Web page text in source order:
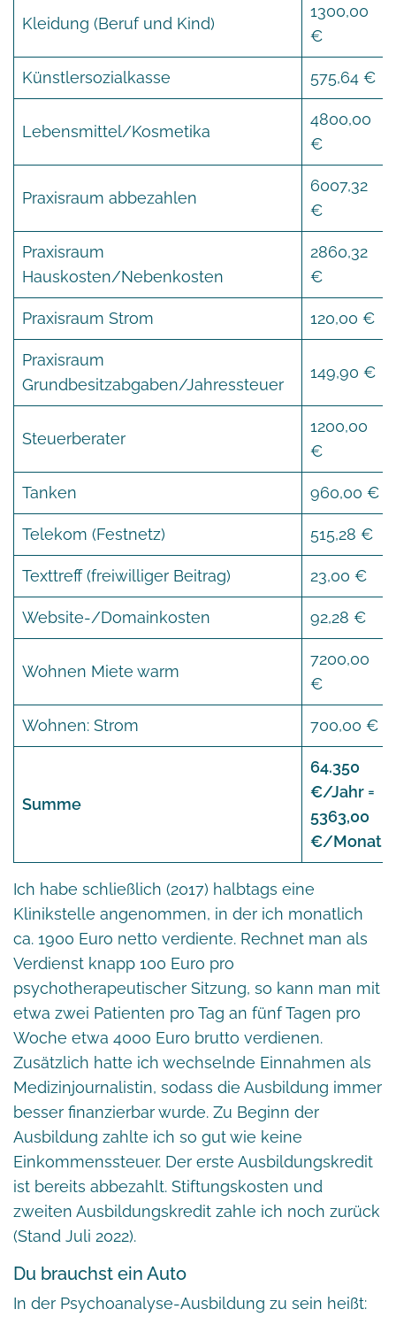
Kleidung (Beruf und Kind)
1300,00
€
Künstlersozialkasse 575,64 €
Lebensmittel/Kosmetika
4800,00
€
Praxisraum abbezahlen
6007,32
€
Praxisraum
Hauskosten/Nebenkosten
2860,32
€
Praxisraum Strom 120,00 €
Praxisraum
Grundbesitzabgaben/Jahressteuer
149,90 €
Steuerberater
1200,00
€
Tanken 960,00 €
Telekom (Festnetz) 515,28 €
Texttreff (freiwilliger Beitrag) 23,00 €
Website-/Domainkosten 92,28 €
Wohnen Miete warm
7200,00
€
Wohnen: Strom 700,00 €
Summe
64.350
€/Jahr =
5363,00
€/Monat
Ich habe schließlich (2017) halbtags eine
Klinikstelle angenommen, in der ich monatlich
ca. 1900 Euro netto verdiente. Rechnet man als
Verdienst knapp 100 Euro pro
psychotherapeutischer Sitzung, so kann man mit
etwa zwei Patienten pro Tag an fünf Tagen pro
Woche etwa 4000 Euro brutto verdienen.
Zusätzlich hatte ich wechselnde Einnahmen als
Medizinjournalistin, sodass die Ausbildung immer
besser finanzierbar wurde. Zu Beginn der
Ausbildung zahlte ich so gut wie keine
Einkommenssteuer. Der erste Ausbildungskredit
ist bereits abbezahlt. Stiftungskosten und
zweiten Ausbildungskredit zahle ich noch zurück
(Stand Juli 2022).
Du brauchst ein Auto
In der Psychoanalyse-Ausbildung zu sein heißt: